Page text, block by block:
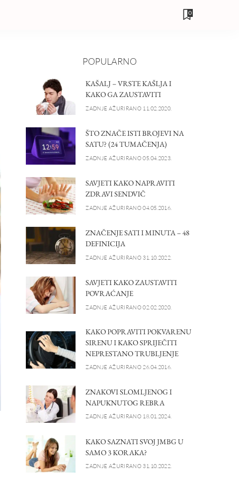
0
POPULARNO
KAŠALJ – VRSTE KAŠLJA I
KAKO GA ZAUSTAVITI
ZADNJE AŽURIRANO 11.02.2020.
ŠTO ZNAČE ISTI BROJEVI NA
SATU? (24 TUMAČENJA)
ZADNJE AŽURIRANO 05.04.2023.
SAVJETI KAKO NAPRAVITI
ZDRAVI SENDVIČ
ZADNJE AŽURIRANO 04.05.2016.
ZNAČENJE SATI I MINUTA – 48
DEFINICIJA
ZADNJE AŽURIRANO 31.10.2022.
SAVJETI KAKO ZAUSTAVITI
POVRAĆANJE
ZADNJE AŽURIRANO 02.02.2020.
KAKO POPRAVITI POKVARENU
SIRENU I KAKO SPRIJEČITI
NEPRESTANO TRUBLJENJE
ZADNJE AŽURIRANO 26.04.2016.
ZNAKOVI SLOMLJENOG I
NAPUKNUTOG REBRA
ZADNJE AŽURIRANO 18.01.2024.
KAKO SAZNATI SVOJ JMBG U
SAMO 3 KORAKA?
ZADNJE AŽURIRANO 31.10.2022.